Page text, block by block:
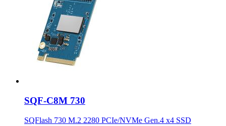
SQF-C8M 730
SQFlash 730 M.2 2280 PCIe/NVMe Gen.4 x4 SSD